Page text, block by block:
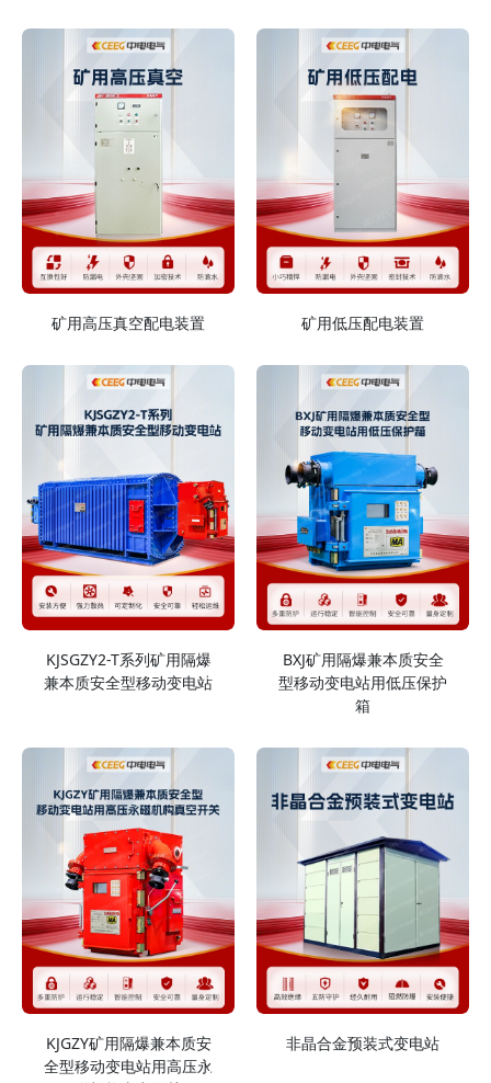
矿用高压真空配电装置 矿用低压配电装置
KJSGZY2-T系列矿用隔爆
兼本质安全型移动变电站
BXJ矿用隔爆兼本质安全
型移动变电站用低压保护
箱
KJGZY矿用隔爆兼本质安
全型移动变电站用高压永
非晶合金预装式变电站